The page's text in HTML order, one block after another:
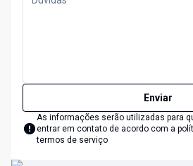
Enviar
As informações serão utilizadas para
entrar em contato de acordo com a
termos de serviço